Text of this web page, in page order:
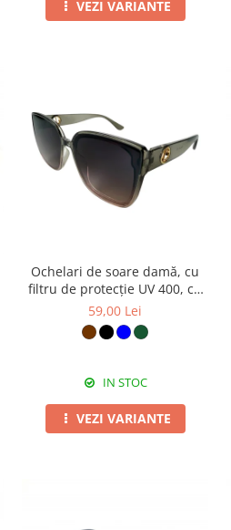
VEZI VARIANTE
Ochelari de soare damă, cu
filtru de protecție UV 400, cu
toc cadou, OSD105
59,00 Lei
IN STOC
VEZI VARIANTE